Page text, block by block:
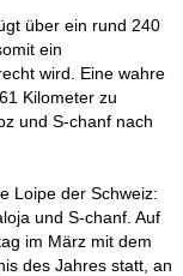
über ein rund 240
ein
wird. Eine wahre
Kilometer zu
und S-chanf nach
Loipe der Schweiz:
und S-chanf. Auf
im März mit dem
des Jahres statt, an